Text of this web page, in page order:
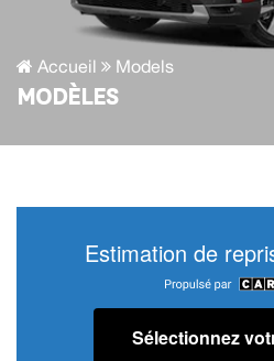
Accueil Models
MODÈLES
Estimation de
Sélectionnez